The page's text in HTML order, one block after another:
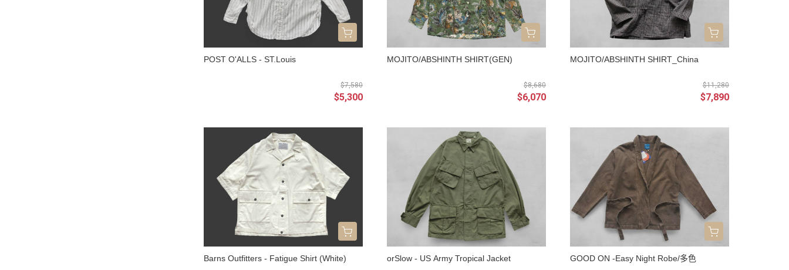
POST O'ALLS - ST.Louis
$7,580
$5,300
MOJITO/ABSHINTH SHIRT(GEN)
$8,680
$6,070
MOJITO/ABSHINTH SHIRT_China
$11,280
$7,890
Barns Outfitters - Fatigue Shirt (White) orSlow - US Army Tropical Jacket GOOD ON -Easy Night Robe/多色